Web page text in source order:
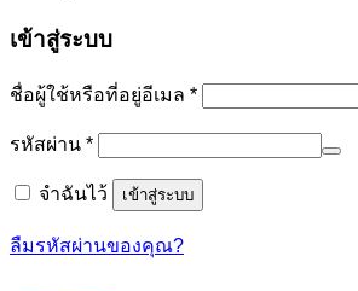
เข้าสู่ระบบ
ชื่อผู้ใช้หรือที่อยู่อีเมล *ต้องการ
รหัสผ่าน *ต้องการ
จำฉันไว้ เข้าสู่ระบบ
ลืมรหัสผ่านของคุณ?